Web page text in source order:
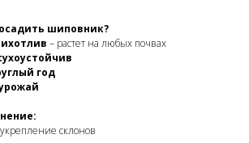
шиповник?
– растет на любых почвах
год
склонов